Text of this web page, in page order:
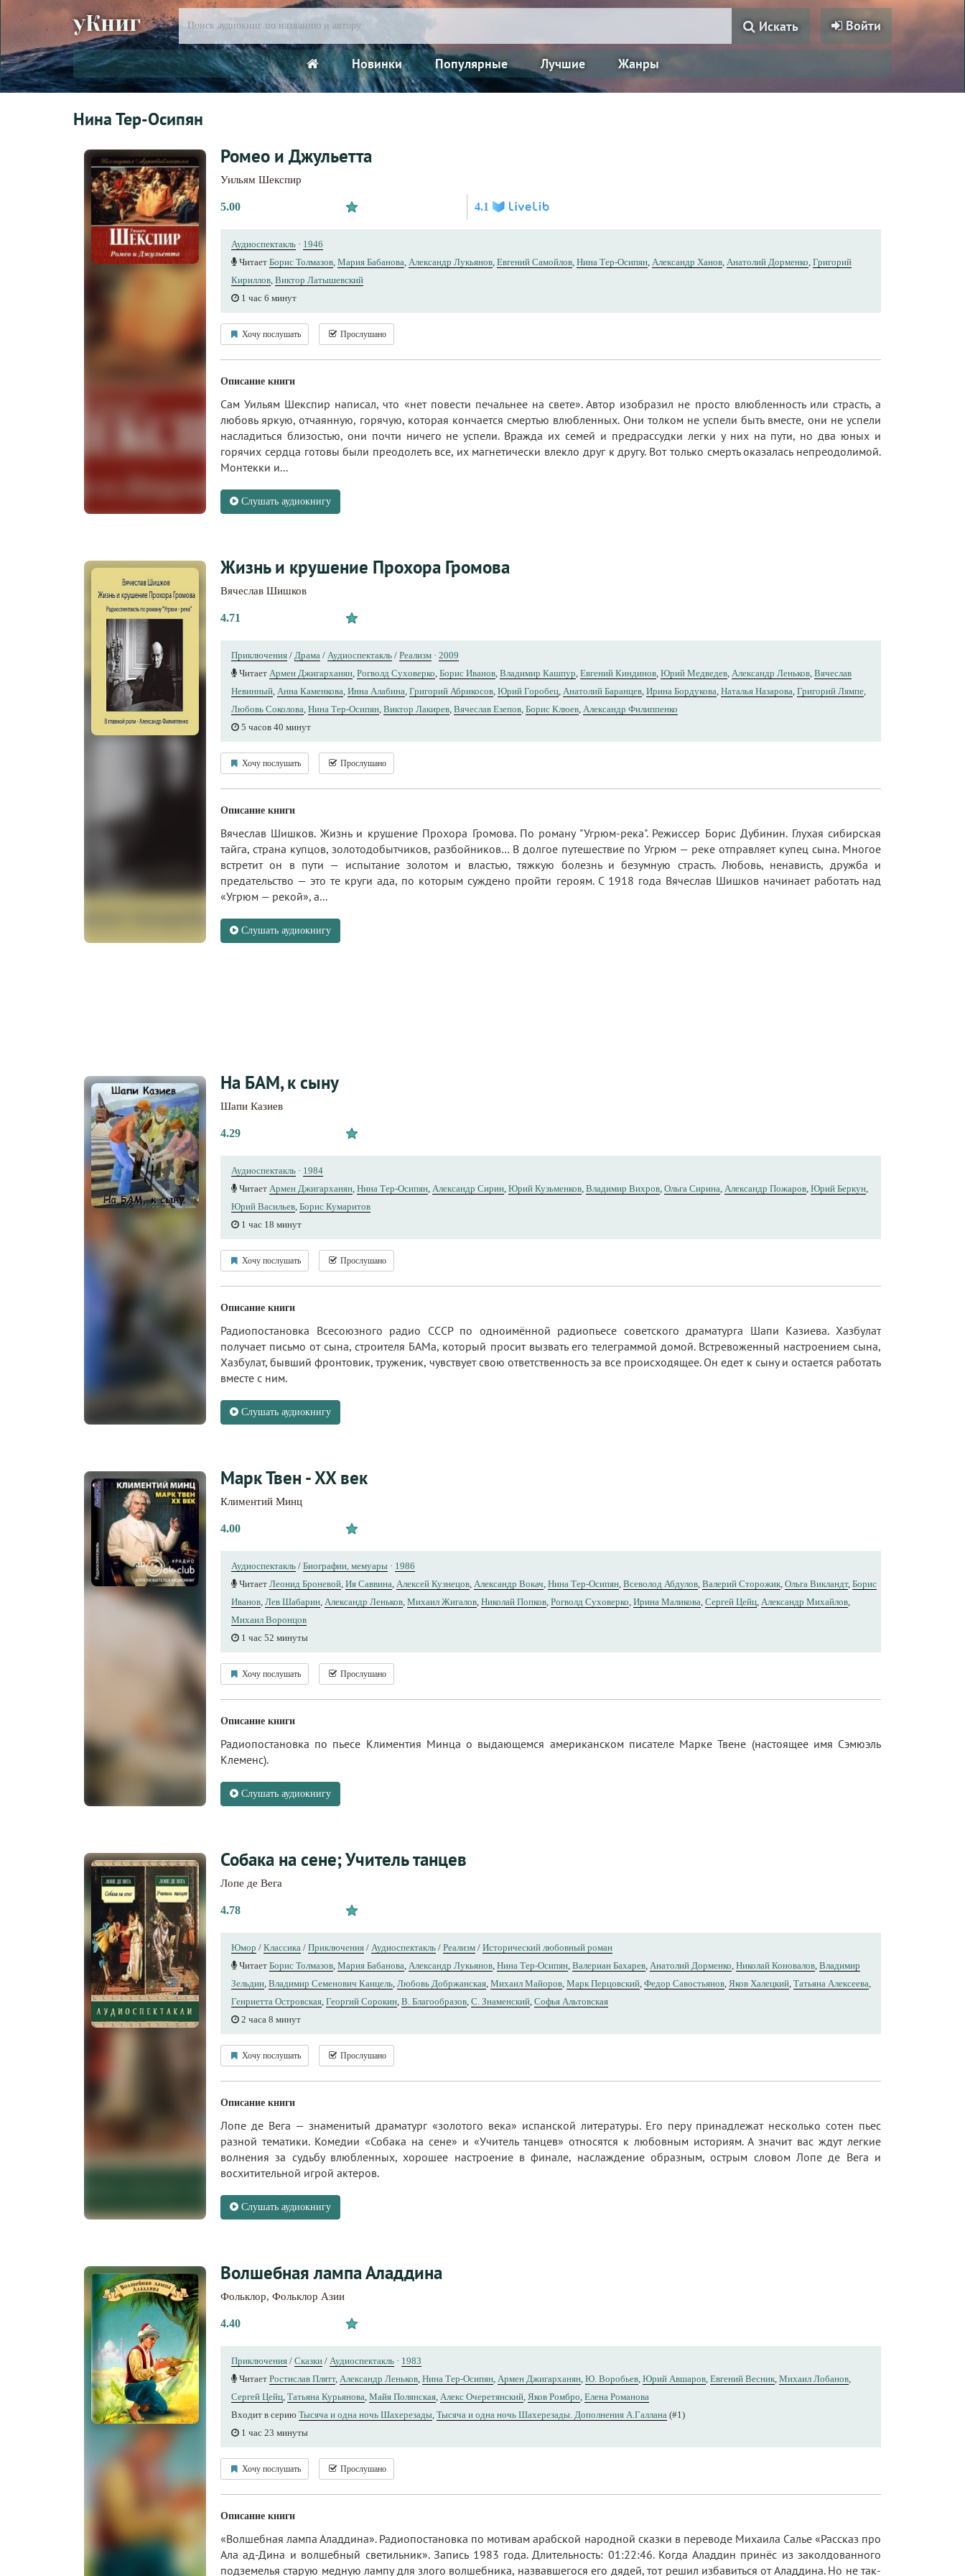
уКниг Войти
Искать
Новинки Популярные Лучшие Жанры
Нина Тер-Осипян
Ромео и Джульетта
Уильям Шекспир
5.00 4.1
Аудиоспектакль · 1946
Читает Борис Толмазов, Мария Бабанова, Александр Лукьянов, Евгений Самойлов, Нина Тер-Осипян, Александр Ханов, Анатолий Дорменко, Григорий
Кириллов, Виктор Латышевский
1 час 6 минут
Хочу послушать Прослушано
Описание книги
Сам Уильям Шекспир написал, что «нет повести печальнее на свете». Автор изобразил не просто влюбленность или страсть, а
любовь яркую, отчаянную, горячую, которая кончается смертью влюбленных. Они толком не успели быть вместе, они не успели
насладиться близостью, они почти ничего не успели. Вражда их семей и предрассудки легки у них на пути, но два юных и
горячих сердца готовы были преодолеть все, их магнетически влекло друг к другу. Вот только смерть оказалась непреодолимой.
Монтекки и...
Слушать аудиокнигу
Жизнь и крушение Прохора Громова
Вячеслав Шишков
4.71
Приключения / Драма / Аудиоспектакль / Реализм · 2009
Читает Армен Джигарханян, Рогволд Суховерко, Борис Иванов, Владимир Кашпур, Евгений Киндинов, Юрий Медведев, Александр Леньков, Вячеслав
Невинный, Анна Каменкова, Инна Алабина, Григорий Абрикосов, Юрий Горобец, Анатолий Баранцев, Ирина Бордукова, Наталья Назарова, Григорий Лямпе,
Любовь Соколова, Нина Тер-Осипян, Виктор Лакирев, Вячеслав Езепов, Борис Клюев, Александр Филиппенко
5 часов 40 минут
Хочу послушать Прослушано
Описание книги
Вячеслав Шишков. Жизнь и крушение Прохора Громова. По роману "Угрюм-река". Режиссер Борис Дубинин. Глухая сибирская
тайга, страна купцов, золотодобытчиков, разбойников… В долгое путешествие по Угрюм — реке отправляет купец сына. Многое
встретит он в пути — испытание золотом и властью, тяжкую болезнь и безумную страсть. Любовь, ненависть, дружба и
предательство — это те круги ада, по которым суждено пройти героям. С 1918 года Вячеслав Шишков начинает работать над
«Угрюм — рекой», а...
Слушать аудиокнигу
На БАМ, к сыну
Шапи Казиев
4.29
Аудиоспектакль · 1984
Читает Армен Джигарханян, Нина Тер-Осипян, Александр Сирин, Юрий Кузьменков, Владимир Вихров, Ольга Сирина, Александр Пожаров, Юрий Беркун,
Юрий Васильев, Борис Кумаритов
1 час 18 минут
Хочу послушать Прослушано
Описание книги
Радиопостановка Всесоюзного радио СССР по одноимённой радиопьесе советского драматурга Шапи Казиева. Хазбулат
получает письмо от сына, строителя БАМа, который просит вызвать его телеграммой домой. Встревоженный настроением сына,
Хазбулат, бывший фронтовик, труженик, чувствует свою ответственность за все происходящее. Он едет к сыну и остается работать
вместе с ним.
Слушать аудиокнигу
Марк Твен - XX век
Климентий Минц
4.00
Аудиоспектакль / Биографии, мемуары · 1986
Читает Леонид Броневой, Ия Саввина, Алексей Кузнецов, Александр Вокач, Нина Тер-Осипян, Всеволод Абдулов, Валерий Сторожик, Ольга Викландт, Борис
Иванов, Лев Шабарин, Александр Леньков, Михаил Жигалов, Николай Попков, Рогволд Суховерко, Ирина Маликова, Сергей Цейц, Александр Михайлов,
Михаил Воронцов
1 час 52 минуты
Хочу послушать Прослушано
Описание книги
Радиопостановка по пьесе Климентия Минца о выдающемся американском писателе Марке Твене (настоящее имя Сэмюэль
Клеменс).
Слушать аудиокнигу
Собака на сене; Учитель танцев
Лопе де Вега
4.78
Юмор / Классика / Приключения / Аудиоспектакль / Реализм / Исторический любовный роман
Читает Борис Толмазов, Мария Бабанова, Александр Лукьянов, Нина Тер-Осипян, Валериан Бахарев, Анатолий Дорменко, Николай Коновалов, Владимир
Зельдин, Владимир Семенович Канцель, Любовь Добржанская, Михаил Майоров, Марк Перцовский, Федор Савостьянов, Яков Халецкий, Татьяна Алексеева,
Генриетта Островская, Георгий Сорокин, В. Благообразов, С. Знаменский, Софья Альтовская
2 часа 8 минут
Хочу послушать Прослушано
Описание книги
Лопе де Вега — знаменитый драматург «золотого века» испанской литературы. Его перу принадлежат несколько сотен пьес
разной тематики. Комедии «Собака на сене» и «Учитель танцев» относятся к любовным историям. А значит вас ждут легкие
волнения за судьбу влюбленных, хорошее настроение в финале, наслаждение образным, острым словом Лопе де Вега и
восхитительной игрой актеров.
Слушать аудиокнигу
Волшебная лампа Аладдина
Фольклор, Фольклор Азии
4.40
Приключения / Сказки / Аудиоспектакль · 1983
Читает Ростислав Плятт, Александр Леньков, Нина Тер-Осипян, Армен Джигарханян, Ю. Воробьев, Юрий Авшаров, Евгений Весник, Михаил Лобанов,
Сергей Цейц, Татьяна Курьянова, Майя Полянская, Алекс Очеретянский, Яков Ромбро, Елена Романова
Входит в серию Тысяча и одна ночь Шахерезады, Тысяча и одна ночь Шахерезады. Дополнения А.Галлана (#1)
1 час 23 минуты
Хочу послушать Прослушано
Описание книги
«Волшебная лампа Аладдина». Радиопостановка по мотивам арабской народной сказки в переводе Михаила Салье «Рассказ про
Ала ад-Дина и волшебный светильник». Запись 1983 года. Длительность: 01:22:46. Когда Аладдин принёс из заколдованного
подземелья старую медную лампу для злого волшебника, назвавшегося его дядей, тот решил избавиться от Аладдина. Но не так-